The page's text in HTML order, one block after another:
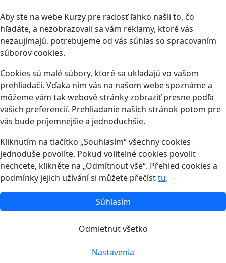
Aby ste na webe Kurzy pre radosť ľahko našli to, čo
hľadáte, a nezobrazovali sa vám reklamy, ktoré vás
nezaujímajú, potrebujeme od vás súhlas so spracovaním
súborov cookies.
Cookies sú malé súbory, ktoré sa ukladajú vo vašom
prehliadači. Vďaka nim vás na našom webe spoznáme a
môžeme vám tak webové stránky zobraziť presne podľa
vašich preferencií. Prehliadanie našich stránok potom pre
vás bude príjemnejšie a jednoduchšie.
Kliknutím na tlačítko „Souhlasím“ všechny cookies
jednoduše povolíte. Pokud volitelné cookies povolit
nechcete, klikněte na „Odmítnout vše“. Přehled cookies a
podmínky jejich užívání si můžete přečísttu.
Súhlasím
Odmietnuť všetko
Nastavenia